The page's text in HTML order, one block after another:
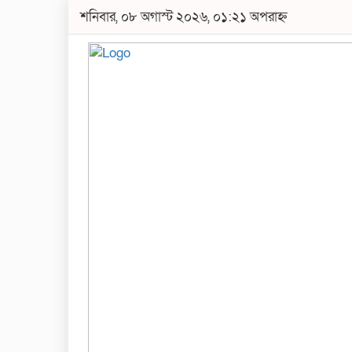
শনিবার, ০৮ অগাস্ট ২০২৬, ০১:২১ অপরাহ্ন